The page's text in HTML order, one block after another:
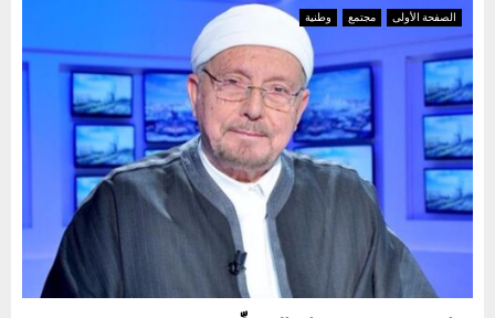
الصفحة الأولى مجتمع وطنية